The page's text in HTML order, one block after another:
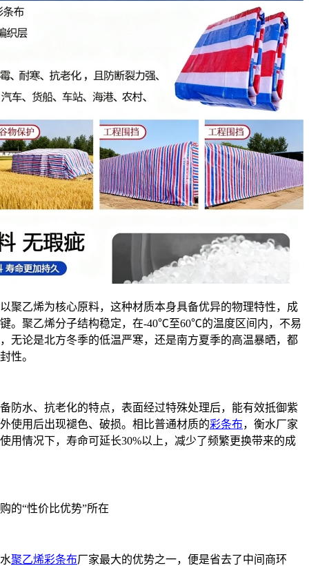
以聚乙烯为核心原料，这种材质本身具备优异的物理特性，成
。聚乙烯分子结构稳定，在-40℃至60℃的温度区间内，不易
无论是北方冬季的低温严寒，还是南方夏季的高温暴晒，都
性。
防水、抗老化的特点，表面经过特殊处理后，能有效抵御紫
使用后出现褪色、破损。相比普通材质的彩条布，衡水厂家
用情况下，寿命可延长30%以上，减少了频繁更换带来的成
的“性价比优势”所在
聚乙烯彩条布厂家最大的优势之一，便是省去了中间商环